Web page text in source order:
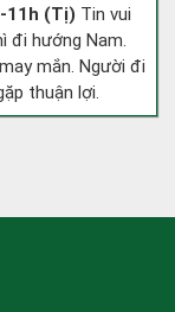
11h (Tị) Tin vui
đi hướng Nam.
mắn. Người đi
thuận lợi.